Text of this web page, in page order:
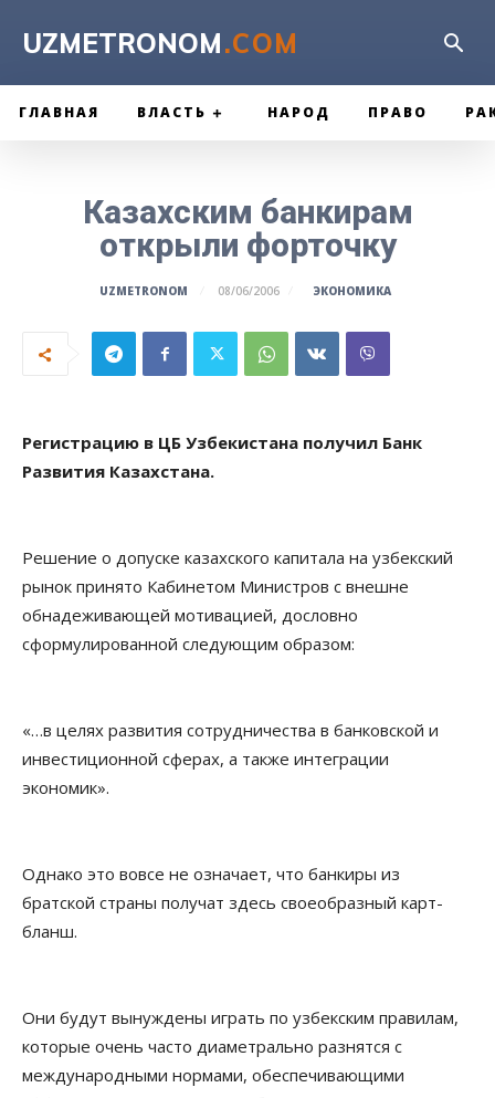
UZMETRONOM.COM
ГЛАВНАЯ ВЛАСТЬ НАРОД ПРАВО
Казахским банкирам
открыли форточку
UZMETRONOM 08/06/2006 ЭКОНОМИКА
Регистрацию в ЦБ Узбекистана получил Банк
Развития Казахстана.
Решение о допуске казахского капитала на узбекский
рынок принято Кабинетом Министров с внешне
обнадеживающей мотивацией, дословно
сформулированной следующим образом:
«…в целях развития сотрудничества в банковской и
инвестиционной сферах, а также интеграции
экономик».
Однако это вовсе не означает, что банкиры из
братской страны получат здесь своеобразный карт-
бланш.
Они будут вынуждены играть по узбекским правилам,
которые очень часто диаметрально разнятся с
международными нормами, обеспечивающими